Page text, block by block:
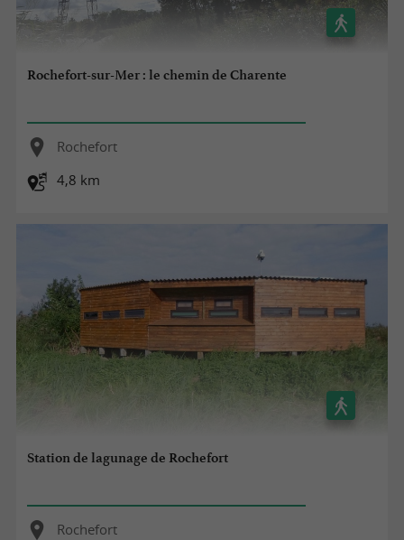
Rochefort-sur-Mer : le chemin de Charente
Rochefort
4,8 km
Station de lagunage de Rochefort
Rochefort